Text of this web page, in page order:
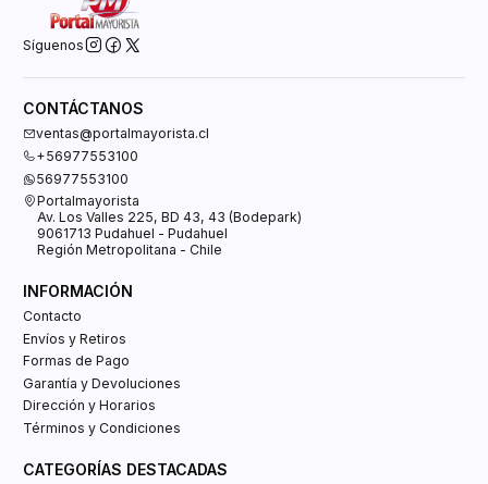
Síguenos
CONTÁCTANOS
ventas@portalmayorista.cl
+56977553100
56977553100
Portalmayorista
Av. Los Valles 225, BD 43, 43 (Bodepark)
9061713 Pudahuel - Pudahuel
Región Metropolitana - Chile
INFORMACIÓN
Contacto
Envíos y Retiros
Formas de Pago
Garantía y Devoluciones
Dirección y Horarios
Términos y Condiciones
CATEGORÍAS DESTACADAS